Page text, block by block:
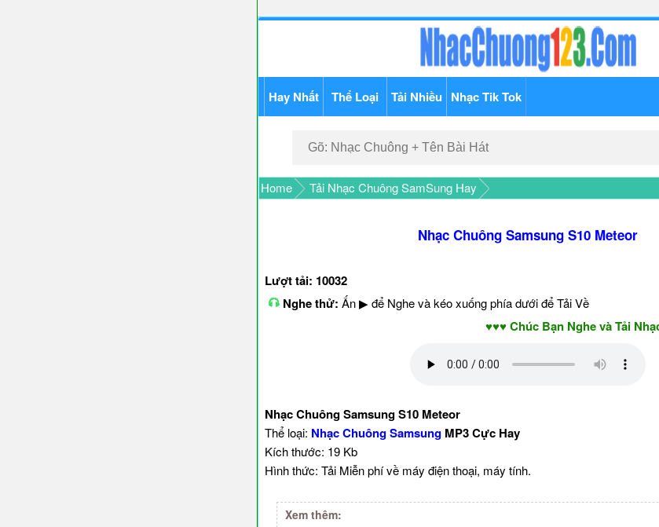
Hay Nhất Thể Loại Tải Nhiều Nhạc Tik Tok
Home Tải Nhạc Chuông SamSung Hay
Nhạc Chuông Samsung S10 Meteor
Lượt tải: 10032
Nghe thử: Ấn ▶ để Nghe và kéo xuống phía dưới để Tải Về
♥♥♥ Chúc Bạn Nghe và Tải Nhạc Vui
Nhạc Chuông Samsung S10 Meteor
Thể loại: Nhạc Chuông Samsung MP3 Cực Hay
Kích thước: 19 Kb
Hình thức: Tải Miễn phí về máy điện thoại, máy tính.
Xem thêm: